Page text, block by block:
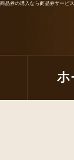
商品券の購入なら商品券サービ